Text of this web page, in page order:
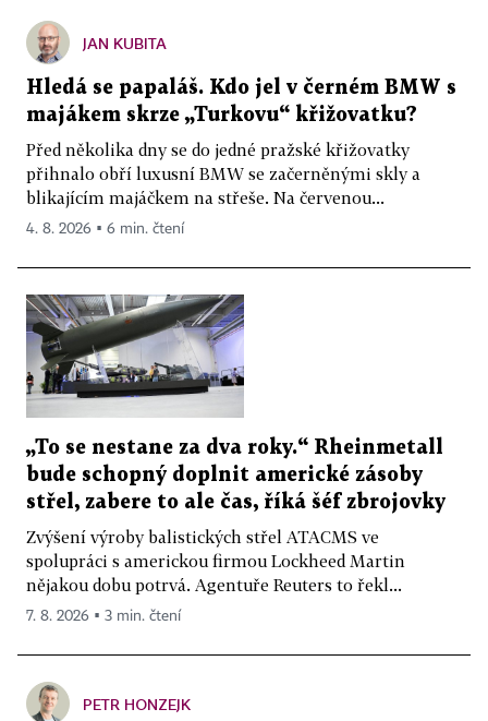
JAN KUBITA
Hledá se papaláš. Kdo jel v černém BMW s
majákem skrze „Turkovu“ křižovatku?
Před několika dny se do jedné pražské křižovatky
přihnalo obří luxusní BMW se začerněnými skly a
blikajícím majáčkem na střeše. Na červenou...
4. 8. 2026 ▪ 6 min. čtení
„To se nestane za dva roky.“ Rheinmetall
bude schopný doplnit americké zásoby
střel, zabere to ale čas, říká šéf zbrojovky
Zvýšení výroby balistických střel ATACMS ve
spolupráci s americkou firmou Lockheed Martin
nějakou dobu potrvá. Agentuře Reuters to řekl...
7. 8. 2026 ▪ 3 min. čtení
PETR HONZEJK